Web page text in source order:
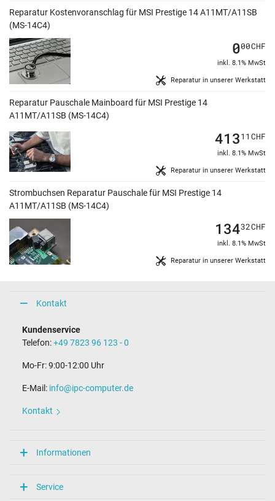
Reparatur Kostenvoranschlag für MSI Prestige 14 A11MT/A11SB
(MS-14C4)
Reparatur in unserer Werkstatt
000CHF
inkl. 8.1% MwSt
Reparatur Pauschale Mainboard für MSI Prestige 14
A11MT/A11SB (MS-14C4)
Reparatur in unserer Werkstatt
41311 CHF
inkl. 8.1% MwSt
Strombuchsen Reparatur Pauschale für MSI Prestige 14
A11MT/A11SB (MS-14C4)
Reparatur in unserer Werkstatt
13432CHF
inkl. 8.1% MwSt
Kontakt
Kundenservice
Telefon:+49 7823 96 123 - 0
Mo-Fr: 9:00-12:00 Uhr
E-Mail: info@ipc-computer.de
Kontakt
Informationen
Service